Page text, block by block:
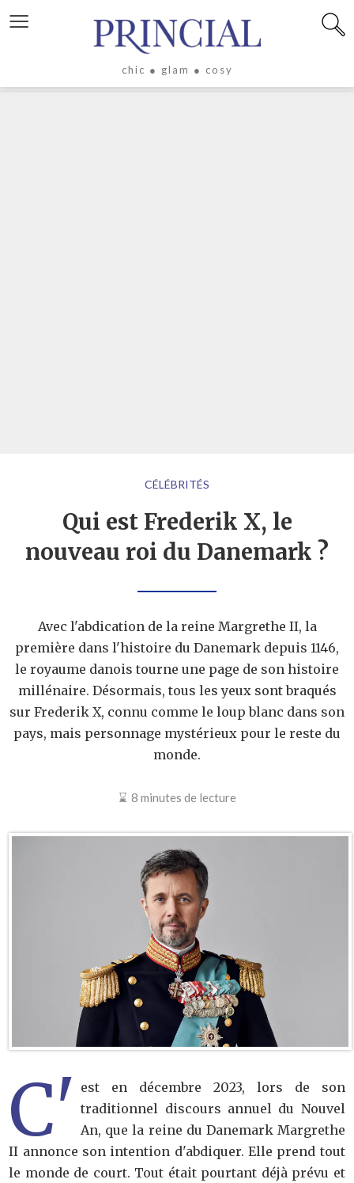
≡
chic ● glam ● cosy
CÉLÉBRITÉS
Qui est Frederik X, le
nouveau roi du Danemark ?
Avec l'abdication de la reine Margrethe II, la
première dans l'histoire du Danemark depuis 1146,
le royaume danois tourne une page de son histoire
millénaire. Désormais, tous les yeux sont braqués
sur Frederik X, connu comme le loup blanc dans son
pays, mais personnage mystérieux pour le reste du
monde.
8 minutes de lecture
C'
est en décembre 2023, lors de son
traditionnel discours annuel du Nouvel
An, que la reine du Danemark Margrethe
II annonce son intention d'abdiquer. Elle prend tout
le monde de court. Tout était pourtant déjà prévu et